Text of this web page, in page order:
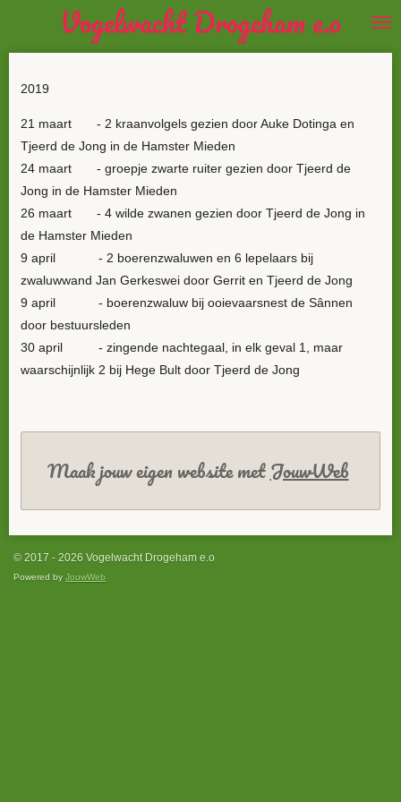
de
Vogelwacht Drogeham e.o
2019
21 maart - 2 kraanvolgels gezien door Auke Dotinga en
Tjeerd de Jong in de Hamster Mieden
24 maart - groepje zwarte ruiter gezien door Tjeerd de
Jong in de Hamster Mieden
26 maart - 4 wilde zwanen gezien door Tjeerd de Jong in
de Hamster Mieden
9 april - 2 boerenzwaluwen en 6 lepelaars bij
zwaluwwand Jan Gerkeswei door Gerrit en Tjeerd de Jong
9 april - boerenzwaluw bij ooievaarsnest de Sânnen
door bestuursleden
30 april - zingende nachtegaal, in elk geval 1, maar
waarschijnlijk 2 bij Hege Bult door Tjeerd de Jong
Maak jouw eigen website metJouwWeb
© 2017 - 2026 Vogelwacht Drogeham e.o
Powered by JouwWeb